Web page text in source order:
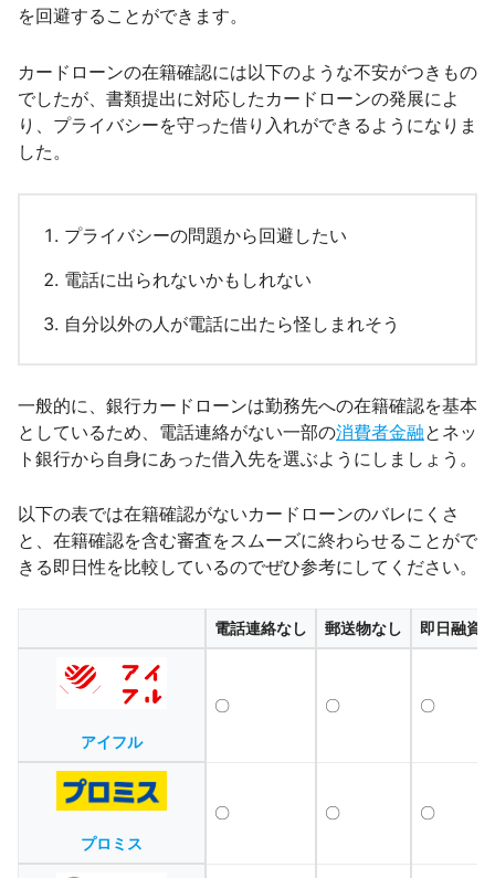
を回避することができます。
カードローンの在籍確認には以下のような不安がつきもの
でしたが、書類提出に対応したカードローンの発展によ
り、プライバシーを守った借り入れができるようになりま
した。
プライバシーの問題から回避したい
電話に出られないかもしれない
自分以外の人が電話に出たら怪しまれそう
一般的に、銀行カードローンは勤務先への在籍確認を基本
としているため、電話連絡がない一部の消費者金融とネッ
ト銀行から自身にあった借入先を選ぶようにしましょう。
以下の表では在籍確認がないカードローンのバレにくさ
と、在籍確認を含む審査をスムーズに終わらせることがで
きる即日性を比較しているのでぜひ参考にしてください。
電話連絡なし 郵送物なし 即日融資
アイフル
〇 〇 〇
プロミス
〇 〇 〇